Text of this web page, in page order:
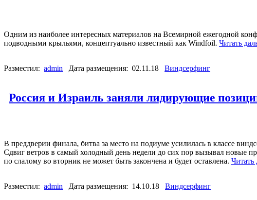
Одним из наиболее интересных материалов на Всемирной ежегодной
подводными крыльями, концептуально известный как Windfoil. Читать
Разместил: admin Дата размещения: 02.11.18 Виндсерфинг
Россия и Израиль заняли лидирующие
В преддверии финала, битва за место на подиуме усилилась в классе
Сдвиг ветров в самый холодный день недели до сих пор вызывал новые
по слалому во вторник не может быть закончена и будет оставлена. Читать
Разместил: admin Дата размещения: 14.10.18 Виндсерфинг